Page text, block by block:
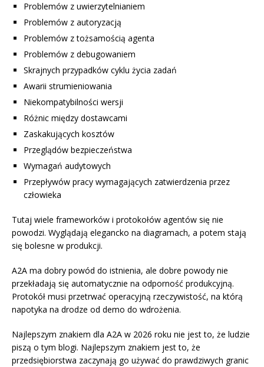
Problemów z uwierzytelnianiem
Problemów z autoryzacją
Problemów z tożsamością agenta
Problemów z debugowaniem
Skrajnych przypadków cyklu życia zadań
Awarii strumieniowania
Niekompatybilności wersji
Różnic między dostawcami
Zaskakujących kosztów
Przeglądów bezpieczeństwa
Wymagań audytowych
Przepływów pracy wymagających zatwierdzenia przez
człowieka
Tutaj wiele frameworków i protokołów agentów się nie
powodzi. Wyglądają elegancko na diagramach, a potem stają
się bolesne w produkcji.
A2A ma dobry powód do istnienia, ale dobre powody nie
przekładają się automatycznie na odporność produkcyjną.
Protokół musi przetrwać operacyjną rzeczywistość, na którą
napotyka na drodze od demo do wdrożenia.
Najlepszym znakiem dla A2A w 2026 roku nie jest to, że ludzie
piszą o tym blogi. Najlepszym znakiem jest to, że
przedsiębiorstwa zaczynają go używać do prawdziwych granic